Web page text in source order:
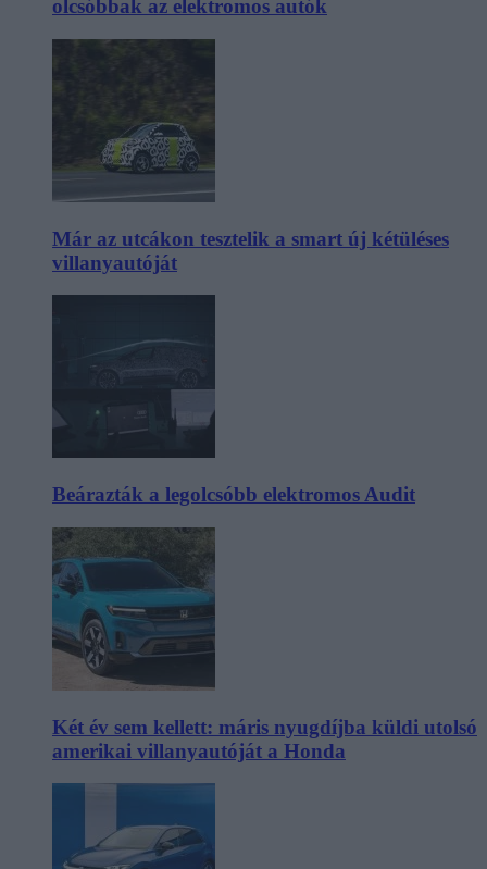
olcsóbbak az elektromos autók
Már az utcákon tesztelik a smart új kétüléses
villanyautóját
Beárazták a legolcsóbb elektromos Audit
Két év sem kellett: máris nyugdíjba küldi utolsó
amerikai villanyautóját a Honda